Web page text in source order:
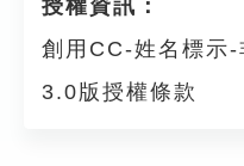
授權資訊：
創用CC-姓名標示
3.0版授權條款